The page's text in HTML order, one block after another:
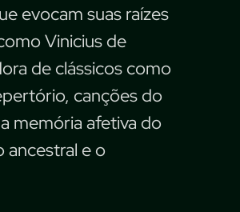
evocam suas raízes
Vinicius de
de clássicos como
canções do
memória afetiva do
ancestral e o